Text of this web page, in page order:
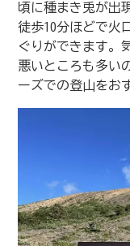
頃に種まき兎が出
徒歩10分ほどで火
ぐりができます。
悪いところも多い
ーズでの登山をお